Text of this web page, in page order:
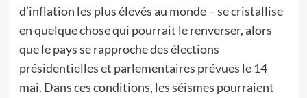
d’inflation les plus élevés au monde – se cristallise
en quelque chose qui pourrait le renverser, alors
que le pays se rapproche des élections
présidentielles et parlementaires prévues le 14
mai. Dans ces conditions, les séismes pourraient